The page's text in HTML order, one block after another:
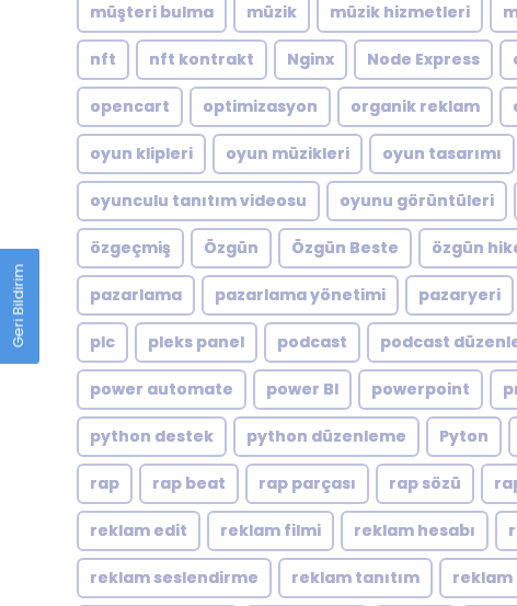
müşteri bulma müzik müzik hizmetleri
nft nft kontrakt Nginx Node Express
opencart optimizasyon organik reklam
oyun klipleri oyun müzikleri oyun tasarımı
oyunculu tanıtım videosu oyunu görüntüleri
özgeçmiş Özgün Özgün Beste özgün
pazarlama pazarlama yönetimi pazaryeri
plc pleks panel podcast podcast
power automate power BI powerpoint
python destek python düzenleme Pyton
rap rap beat rap parçası rap sözü
reklam edit reklam filmi reklam hesabı
reklam seslendirme reklam tanıtım reklam
Geri Bildirim